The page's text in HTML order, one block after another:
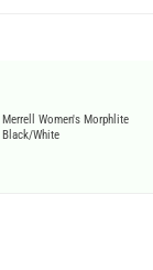
Merrell Women's Morphlite
Black/White